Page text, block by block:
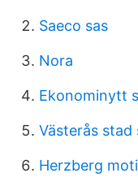
Saeco sas
Nora
Ekonominytt
Västerås
Herzberg